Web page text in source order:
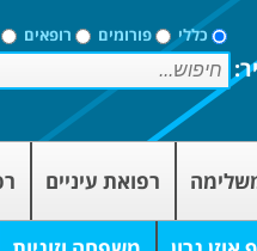
כללי פורומים רופאים
רפואת עיניים